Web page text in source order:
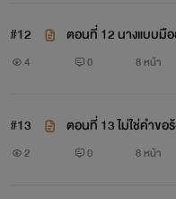
#12 ตอนที่ 12 นางแบบมื
4 0 8 หน้า
#13 ตอนที่ 13 ไม่ใช่คำขอ
2 0 8 หน้า